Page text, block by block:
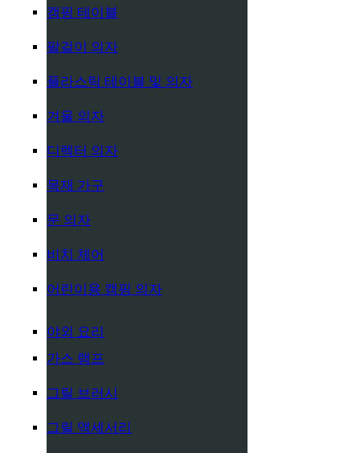
캠핑 테이블
팔걸이 의자
플라스틱 테이블 및 의자
겨울 의자
디렉터 의자
목재 가구
문 의자
비치 체어
어린이용 캠핑 의자
야외 요리
가스 램프
그릴 브러시
그릴 액세서리